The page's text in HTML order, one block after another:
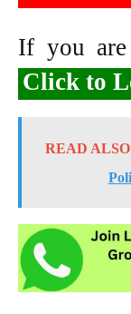
If you are
Click to
READ ALSO